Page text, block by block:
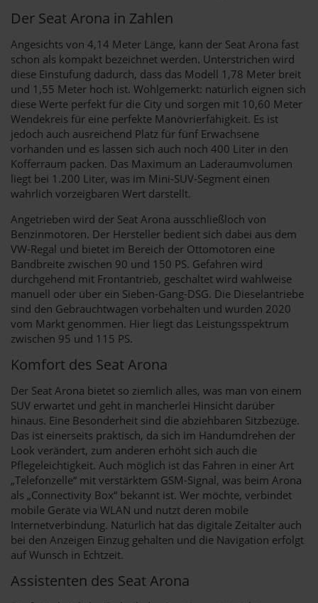
Der Seat Arona in Zahlen
Angesichts von 4,14 Meter Länge, kann der Seat Arona fast
schon als kompakt bezeichnet werden. Unterstrichen wird
diese Einstufung dadurch, dass das Modell 1,78 Meter breit
und 1,55 Meter hoch ist. Wohlgemerkt: natürlich eignen sich
diese Werte perfekt für die City und sorgen mit 10,60 Meter
Wendekreis für eine perfekte Manövrierfähigkeit. Es ist
jedoch auch ausreichend Platz für fünf Erwachsene
vorhanden und es lassen sich auch noch 400 Liter in den
Kofferraum packen. Das Maximum an Laderaumvolumen
liegt bei 1.200 Liter, was im Mini-SUV-Segment einen
wahrlich vorzeigbaren Wert darstellt.
Angetrieben wird der Seat Arona ausschließloch von
Benzinmotoren. Der Hersteller bedient sich dabei aus dem
VW-Regal und bietet im Bereich der Ottomotoren eine
Bandbreite zwischen 90 und 150 PS. Gefahren wird
durchgehend mit Frontantrieb, geschaltet wird wahlweise
manuell oder über ein Sieben-Gang-DSG. Die Dieselantriebe
sind den Gebrauchtwagen vorbehalten und wurden 2020
vom Markt genommen. Hier liegt das Leistungsspektrum
zwischen 95 und 115 PS.
Komfort des Seat Arona
Der Seat Arona bietet so ziemlich alles, was man von einem
SUV erwartet und geht in mancherlei Hinsicht darüber
hinaus. Eine Besonderheit sind die abziehbaren Sitzbezüge.
Das ist einerseits praktisch, da sich im Handumdrehen der
Look verändert, zum anderen erhöht sich auch die
Pflegeleichtigkeit. Auch möglich ist das Fahren in einer Art
„Telefonzelle“ mit verstärktem GSM-Signal, was beim Arona
als „Connectivity Box“ bekannt ist. Wer möchte, verbindet
mobile Geräte via WLAN und nutzt deren mobile
Internetverbindung. Natürlich hat das digitale Zeitalter auch
bei den Anzeigen Einzug gehalten und die Navigation erfolgt
auf Wunsch in Echtzeit.
Assistenten des Seat Arona